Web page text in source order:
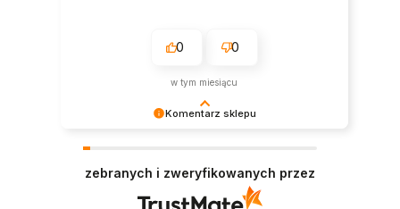
Komentarz sklepu
ponownie!
0 0
w tym miesiącu
zebranych i zweryfikowanych przez